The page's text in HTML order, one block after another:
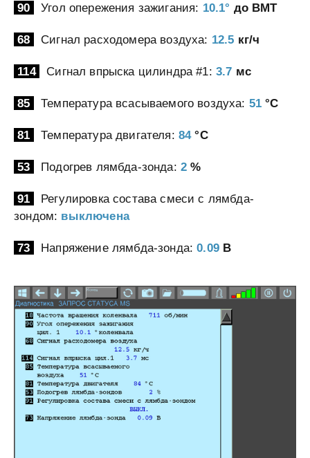
90 Угол опережения зажигания: 10.1° до ВМТ
68 Сигнал расходомера воздуха: 12.5 кг/ч
114 Сигнал впрыска цилиндра #1: 3.7 мс
85 Температура всасываемого воздуха: 51 °C
81 Температура двигателя: 84°C
53 Подогрев лямбда-зонда: 2 %
91
Регулировка состава смеси с лямбда-
зондом: выключена
73 Напряжение лямбда-зонда:0.09В